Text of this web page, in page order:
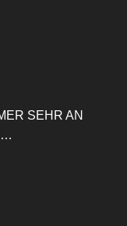
SEHR AN